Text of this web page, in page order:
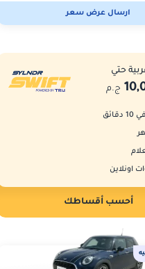
ارسال عرض سعر
حتي
ج.م
اونلاين
أحسب أقساطك